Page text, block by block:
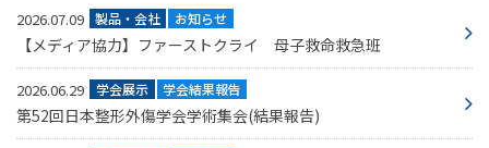
2026.07.09 製品・会社 お知らせ
【メディア協力】ファーストクライ 母子救命救急班
2026.06.29 学会展示 学会結果報告
第52回日本整形外傷学会学術集会(結果報告)